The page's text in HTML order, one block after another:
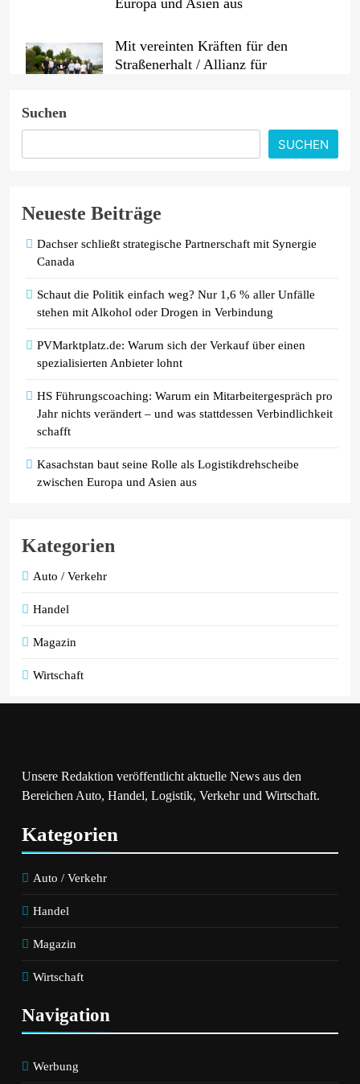
Mit vereinten Kräften für den
Straßenerhalt / Allianz für
E-Autos / Haushaltssteckdose ist und
bleibt eine Notlösung
Suchen
SUCHEN
Neueste Beiträge
Dachser schließt strategische Partnerschaft mit Synergie
Canada
Schaut die Politik einfach weg? Nur 1,6 % aller Unfälle
stehen mit Alkohol oder Drogen in Verbindung
PVMarktplatz.de: Warum sich der Verkauf über einen
spezialisierten Anbieter lohnt
HS Führungscoaching: Warum ein Mitarbeitergespräch pro
Jahr nichts verändert – und was stattdessen Verbindlichkeit
schafft
Kasachstan baut seine Rolle als Logistikdrehscheibe
zwischen Europa und Asien aus
Kategorien
Auto / Verkehr
Handel
Magazin
Wirtschaft
Unsere Redaktion veröffentlicht aktuelle News aus den
Bereichen Auto, Handel, Logistik, Verkehr und Wirtschaft.
Kategorien
Auto / Verkehr
Handel
Magazin
Wirtschaft
Navigation
Werbung